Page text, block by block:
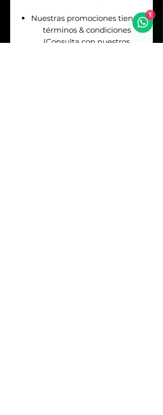
Nuestras promociones tienen
términos & condiciones
(Consulta con nuestros
1